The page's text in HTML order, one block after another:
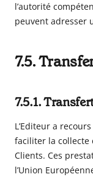
l’autorité
peuvent adresser
7.5.
7.5.1.
L’Editeur a
faciliter la collecte
Clients. Ces
l’Union